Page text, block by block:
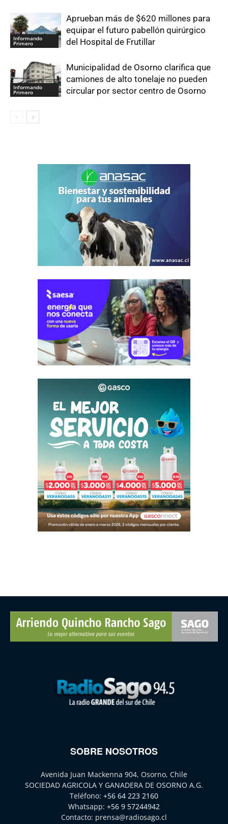
Informando
Primero
Aprueban más de $620 millones para
equipar el futuro pabellón quirúrgico
del Hospital de Frutillar
Informando
Primero
Municipalidad de Osorno clarifica que
camiones de alto tonelaje no pueden
circular por sector centro de Osorno
SOBRE NOSOTROS
Avenida Juan Mackenna 904, Osorno, Chile
SOCIEDAD AGRICOLA Y GANADERA DE OSORNO A.G.
Teléfono: +56 64 223 2160
Whatsapp: +56 9 57244942
Contacto: prensa@radiosago.cl